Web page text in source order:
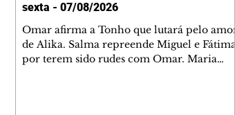
sexta - 07/08/2026
Omar afirma a Tonho que lutará pelo amor
de Alika. Salma repreende Miguel e Fátima
por terem sido rudes com Omar. Maria